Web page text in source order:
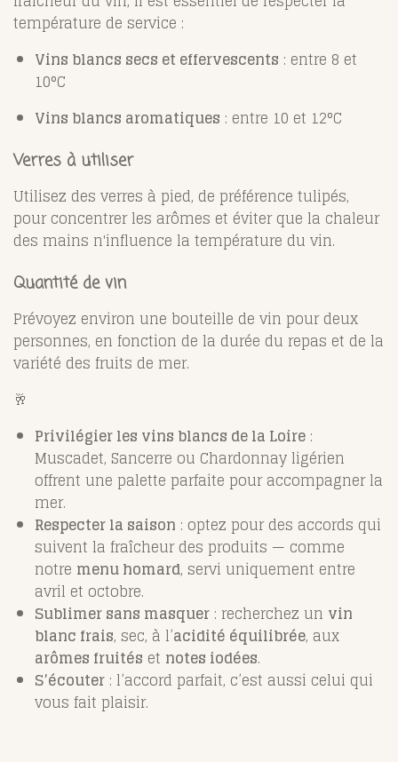
température de service :
Vins blancs secs et effervescents : entre 8 et
10°C
Vins blancs aromatiques : entre 10 et 12°C
Verres à utiliser
Utilisez des verres à pied, de préférence tulipés,
pour concentrer les arômes et éviter que la chaleur
des mains n'influence la température du vin.
Quantité de vin
Prévoyez environ une bouteille de vin pour deux
personnes, en fonction de la durée du repas et de la
variété des fruits de mer.
🥂
Privilégier les vins blancs de la Loire :
Muscadet, Sancerre ou Chardonnay ligérien
offrent une palette parfaite pour accompagner la
mer.
Respecter la saison : optez pour des accords qui
suivent la fraîcheur des produits — comme
notre menu homard, servi uniquement entre
avril et octobre.
Sublimer sans masquer : recherchez un vin
blanc frais, sec, à l’acidité équilibrée, aux
arômes fruités et notes iodées.
S’écouter : l’accord parfait, c’est aussi celui qui
vous fait plaisir.